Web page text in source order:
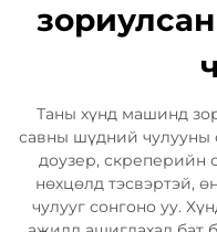
Таны хүнд машинд
савны шүдний чулууны
доузер, скреперийн
нөхцөлд тэсвэртэй,
чулууг сонгоно уу.